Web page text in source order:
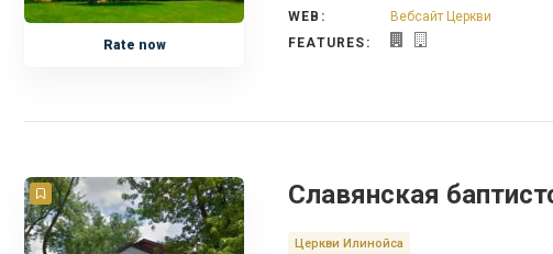
Rate now
WEB:
Вебсайт Церкви
FEATURES:
Славянская
Церкви Илинойса